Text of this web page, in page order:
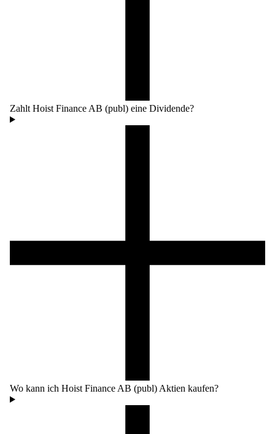
Zahlt Hoist Finance AB (publ) eine Dividende?
Wo kann ich Hoist Finance AB (publ) Aktien kaufen?